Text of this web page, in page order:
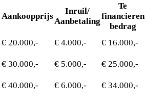
Aankoopprijs
Inruil/
Aanbetaling
Te
financieren
bedrag
€ 20.000,- € 4.000,- € 16.000,-
€ 30.000,- € 5.000,- € 25.000,-
€ 40.000,- € 6.000,- € 34.000,-